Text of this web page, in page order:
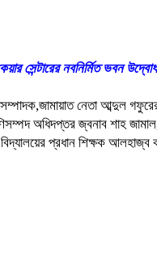
সেন্টারের নবনির্মিত
নেতা আব্দুল
অধিদপ্তর জ্বনাব শাহ
বিদ্যালয়ের প্রধান শিক্ষক